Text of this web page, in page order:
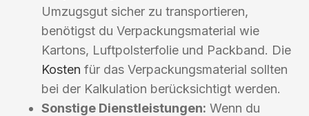
Umzugsgut sicher zu transportieren,
benötigst du Verpackungsmaterial wie
Kartons, Luftpolsterfolie und Packband. Die
Kosten für das Verpackungsmaterial sollten
bei der Kalkulation berücksichtigt werden.
Sonstige Dienstleistungen: Wenn du